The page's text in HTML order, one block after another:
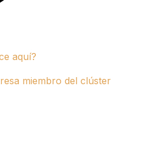
aquí?
miembro del clúster